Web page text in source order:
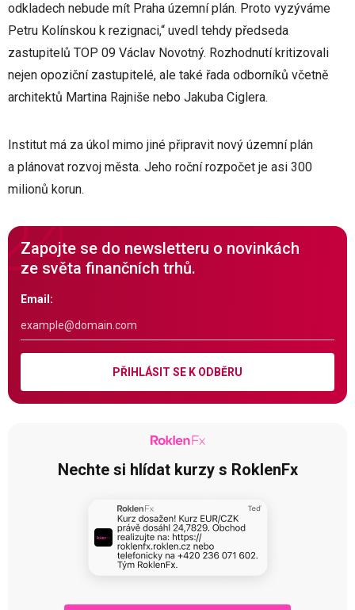
odkladech nebude mít Praha územní plán. Proto vyzýváme
Petru Kolínskou k rezignaci,“ uvedl tehdy předseda
zastupitelů TOP 09 Václav Novotný. Rozhodnutí kritizovali
nejen opoziční zastupitelé, ale také řada odborníků včetně
architektů Martina Rajniše nebo Jakuba Ciglera.
Institut má za úkol mimo jiné připravit nový územní plán
a plánovat rozvoj města. Jeho roční rozpočet je asi 300
milionů korun.
Zapojte se do newsletteru o novinkách
ze světa finančních trhů.
Email:
PŘIHLÁSIT SE K ODBĚRU
Nechte si hlídat kurzy s RoklenFx